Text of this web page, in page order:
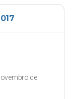
de